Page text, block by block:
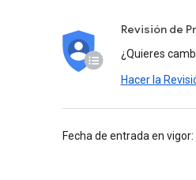
Revisión de
¿Quieres
Hacer la
Fecha de entrada en